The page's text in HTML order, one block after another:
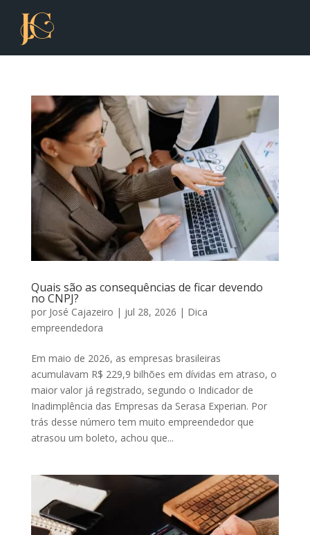
Quais são as consequências de ficar devendo
no CNPJ?
por José Cajazeiro | jul 28, 2026 | Dica
empreendedora
Em maio de 2026, as empresas brasileiras
acumulavam R$ 229,9 bilhões em dívidas em atraso, o
maior valor já registrado, segundo o Indicador de
Inadimplência das Empresas da Serasa Experian. Por
trás desse número tem muito empreendedor que
atrasou um boleto, achou que...